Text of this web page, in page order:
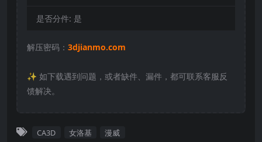
是否分件: 是
解压密码： 3djianmo.com
✨️ 如下载遇到问题，或者缺件、漏件，都可联系客服反
馈解决。
CA3D 女洛基 漫威